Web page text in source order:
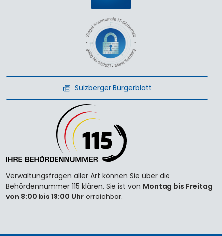
Sulzberger Bürgerblatt
Verwaltungsfragen aller Art können Sie über die
Behördennummer 115 klären. Sie ist von Montag bis Freitag
von 8:00 bis 18:00 Uhr erreichbar.